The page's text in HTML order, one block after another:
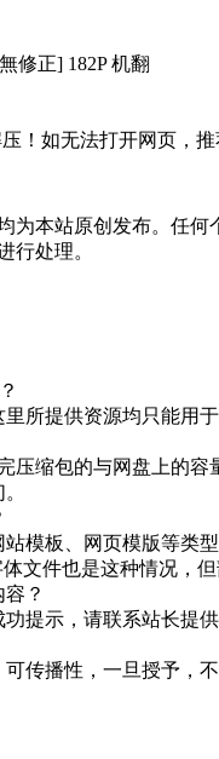
修正] 182P 机翻
！如无法打开网页，
为本站原创发布。任
行处理。
所提供资源均只能用
压缩包的与网盘上的
模板、网页模版等类
文件也是这种情况，
？
提示，请联系站长提
传播性，一旦授予，